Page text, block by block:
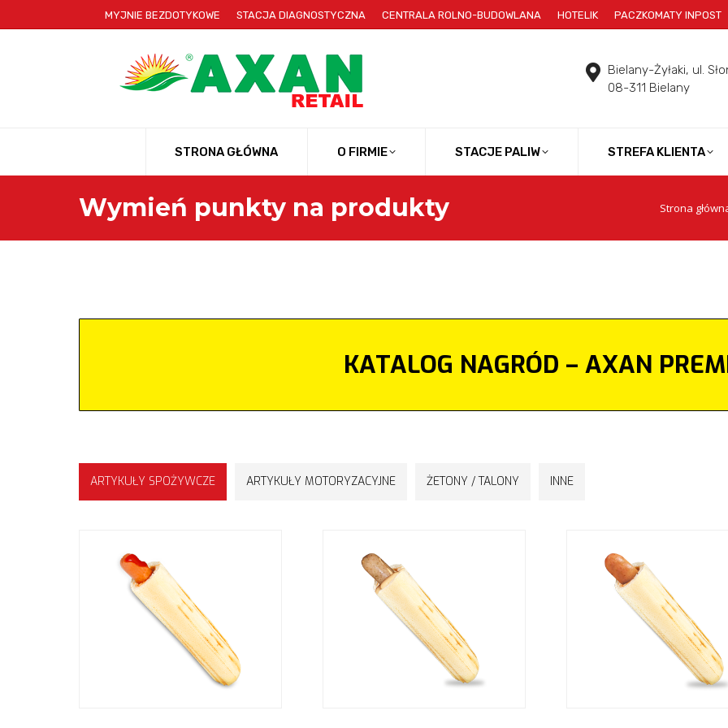
MYJNIE BEZDOTYKOWE STACJA DIAGNOSTYCZNA CENTRALA ROLNO-BUDOWLANA HOTELIK PACZKOMATY INPOST
Bielany-Żyłaki, ul.
08-311 Bielany
STRONA GŁÓWNA O FIRMIE STACJE PALIW STREFA KLIENTA
Wymień punkty na produkty Jesteś tutaj:
Strona
KATALOG NAGRÓD – AXAN
ARTYKUŁY SPOŻYWCZE ARTYKUŁY MOTORYZACYJNE ŻETONY / TALONY INNE